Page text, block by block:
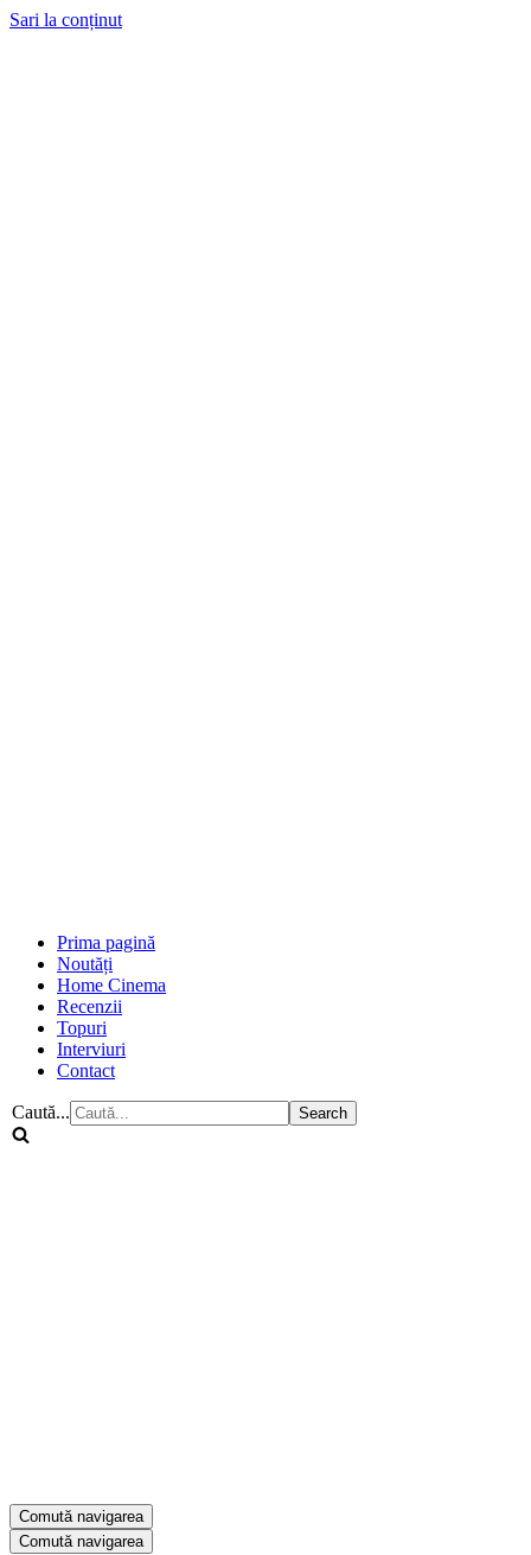
Sari la conținut
Prima pagină
Noutăți
Home Cinema
Recenzii
Topuri
Interviuri
Contact
Caută...
Comută navigarea
Comută navigarea